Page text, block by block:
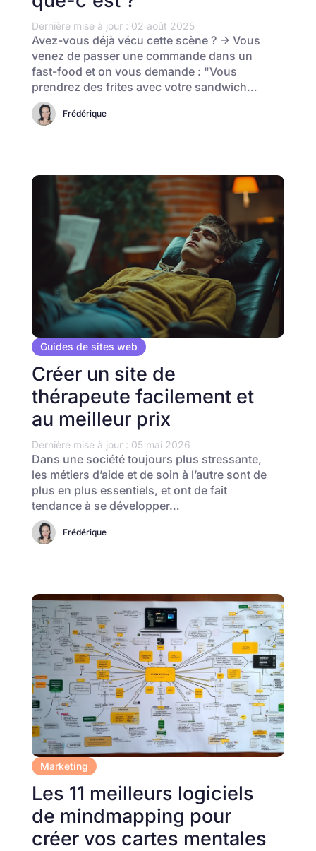
Dernière mise à jour : 02 août 2025
Avez-vous déjà vécu cette scène ? → Vous
venez de passer une commande dans un
fast-food et on vous demande : "Vous
prendrez des frites avec votre sandwich…
Frédérique
Guides de sites web
Créer un site de
thérapeute facilement et
au meilleur prix
Dernière mise à jour : 05 mai 2026
Dans une société toujours plus stressante,
les métiers d’aide et de soin à l’autre sont de
plus en plus essentiels, et ont de fait
tendance à se développer…
Frédérique
Marketing
Les 11 meilleurs logiciels
de mindmapping pour
créer vos cartes mentales